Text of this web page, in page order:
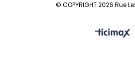
© COPYRIGHT 2026 Rue